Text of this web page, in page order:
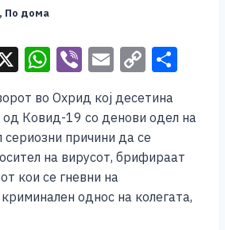
, По дома
X W
h
at
s
A
p
p
Vi
er
E
ai
l
C
p
y
Li
n
k
ar
во Охрид кој десетина
од Ковид-19 со денови одел на
причини да се
на вирусот, брифираат
кои се гневни на
однос на колегата,